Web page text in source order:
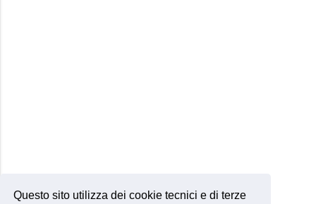
Questo sito utilizza dei cookie tecnici e di terze